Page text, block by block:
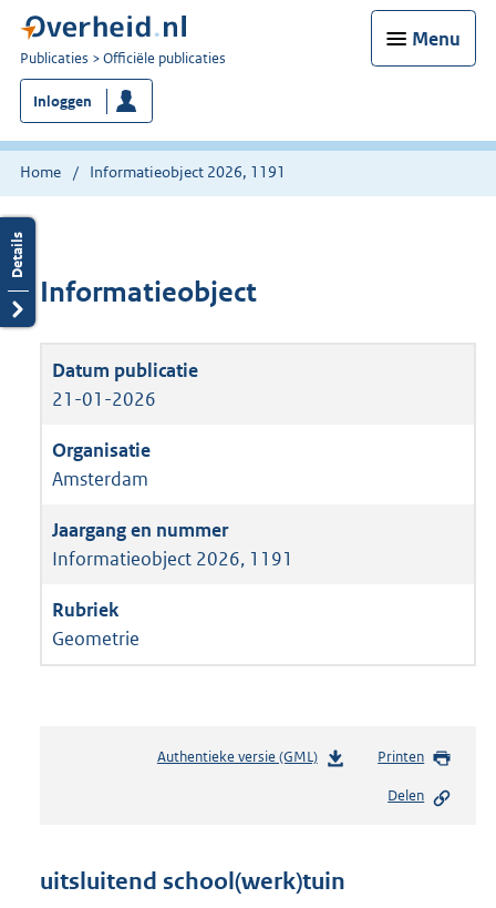
Menu
U
bent
nu
hier:
Publicaties Officiële publicaties
Inloggen
Home Informatieobject 2026, 1191
Informatieobject
21-01-2026
Amsterdam
Informatieobject 2026, 1191
Geometrie
Authentieke versie (GML)b
n
Printen
Delen
uitsluitend school(werk)tuin